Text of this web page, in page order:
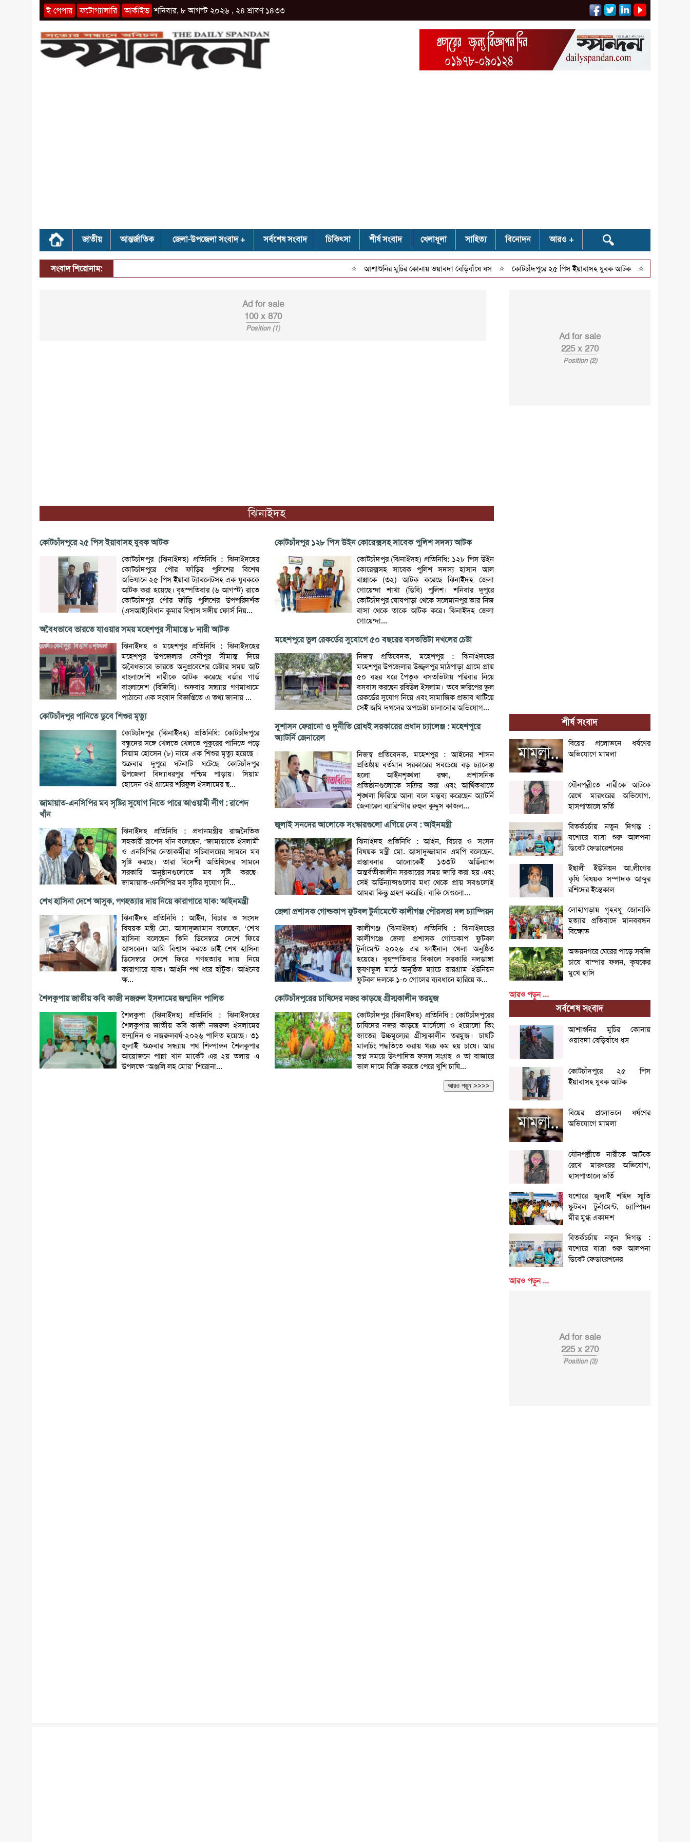
ই-পেপার ফটোগ্যালারি আর্কাইভ শনিবার, ৮ আগস্ট ২০২৬ , ২৪ শ্রাবণ ১৪৩৩
জাতীয় আন্তর্জাতিক জেলা-উপজেলা সংবাদ সর্বশেষ সংবাদ চিকিৎসা শীর্ষ সংবাদ খেলাধূলা সাহিত্য বিনোদন আরও 🔍
সংবাদ শিরোনাম: আশাশুনির মুচির কোনায় ওয়াবদা বেড়িবাঁধে ধস ⭐ কোটচাঁদপুরে ২৫ পিস ইয়াবাসহ যুবক আটক ⭐ বিয়ের প্রলোভনে
Ad for sale
100 x 870
Position (1)
ঝিনাইদহ
কোটচাঁদপুরে ২৫ পিস ইয়াবাসহ যুবক আটক
কোটচাঁদপুর (ঝিনাইদহ) প্রতিনিধি : ঝিনাইদহের
কোটচাঁদপুরে পৌর ফাঁড়ির পুলিশের বিশেষ
অভিযানে ২৫ পিস ইয়াবা ট্যাবলেটসহ এক যুবককে
আটক করা হয়েছে। বৃহস্পতিবার (৬ আগস্ট) রাতে
কোটচাঁদপুর পৌর ফাঁড়ি পুলিশের উপপরিদর্শক
(এসআই)বিধান কুমার বিশ্বাস সঙ্গীয় ফোর্স নিয়...
অবৈধভাবে ভারতে যাওয়ার সময় মহেশপুর সীমান্তে ৮ নারী আটক
ঝিনাইদহ ও মহেশপুর প্রতিনিধি : ঝিনাইদহের
মহেশপুর উপজেলার বেনীপুর সীমান্ত দিয়ে
অবৈধভাবে ভারতে অনুপ্রবেশের চেষ্টার সময় আট
বাংলাদেশি নারীকে আটক করেছে বর্ডার গার্ড
বাংলাদেশ (বিজিবি)। শুক্রবার সন্ধ্যায় গণমাধ্যমে
পাঠানো এক সংবাদ বিজ্ঞপ্তিতে এ তথ্য জানায় ...
কোটচাঁদপুর পানিতে ডুবে শিশুর মৃত্যু
কোটচাঁদপুর (ঝিনাইদহ) প্রতিনিধি: কোটচাঁদপুরে
বন্ধুদের সঙ্গে খেলতে খেলতে পুকুরের পানিতে পড়ে
সিয়াম হোসেন (৮) নামে এক শিশুর মৃত্যু হয়েছে ।
শুক্রবার দুপুরে ঘটনাটি ঘটেছে কোটচাঁদপুর
উপজেলা বিদ্যাধরপুর পশ্চিম পাড়ায়। সিয়াম
হোসেন ওই গ্রামের শরিফুল ইসলামের ছ...
জামায়াত-এনসিপির মব সৃষ্টির সুযোগ নিতে পারে আওয়ামী লীগ : রাশেদ
খাঁন
ঝিনাইদহ প্রতিনিধি : প্রধানমন্ত্রীর রাজনৈতিক
সহকারী রাশেদ খাঁন বলেছেন, ‘জামায়াতে ইসলামী
ও এনসিপির নেতাকর্মীরা সচিবালয়ের সামনে মব
সৃষ্টি করছে। তারা বিদেশী অতিথিদের সামনে
সরকারি অনুষ্ঠানগুলোতে মব সৃষ্টি করছে।
জামায়াত-এনসিপির মব সৃষ্টির সুযোগ নি...
শেখ হাসিনা দেশে আসুক, গণহত্যার দায় নিয়ে কারাগারে যাক: আইনমন্ত্রী
ঝিনাইদহ প্রতিনিধি : আইন, বিচার ও সংসদ
বিষয়ক মন্ত্রী মো. আসাদুজ্জামান বলেছেন, ‘শেখ
হাসিনা বলেছেন তিনি ডিসেম্বরে দেশে ফিরে
আসবেন। আমি বিশ্বাস করতে চাই শেখ হাসিনা
ডিসেম্বরে দেশে ফিরে গণহত্যার দায় নিয়ে
কারাগারে যাক। আইনি পথ ধরে হাঁটুক। আইনের
ক্ষ...
শৈলকুপায় জাতীয় কবি কাজী নজরুল ইসলামের জন্মদিন পালিত
শৈলকুপা (ঝিনাইদহ) প্রতিনিধি : ঝিনাইদহের
শৈলকুপায় জাতীয় কবি কাজী নজরুল ইসলামের
জন্মদিন ও নজরুলবর্ষ-২০২৬ পালিত হয়েছে। ৩১
জুলাই শুক্রবার সন্ধ্যায় পথ শিল্পাঙ্গন শৈলকুপার
আয়োজনে পান্না খান মার্কেট এর ২য় তলায় এ
উপলক্ষে ‘অঞ্জলি লহ মোর’ শিরোনা...
কোটচাঁদপুর ১২৮ পিস উইন কোরেক্সসহ সাবেক পুলিশ সদস্য আটক
কোটচাঁদপুর (ঝিনাইদহ) প্রতিনিধি: ১২৮ পিস উইন
কোরেক্সসহ সাবেক পুলিশ সদস্য হাসান আল
বান্নাকে (৩২) আটক করেছে ঝিনাইদহ জেলা
গোয়েন্দা শাখা (ডিবি) পুলিশ। শনিবার দুপুরে
কোটচাঁদপুর ঘোষপাড়া থেকে সলেমানপুর তার নিজ
বাসা থেকে তাকে আটক করে। ঝিনাইদহ জেলা
গোয়েন্দা...
মহেশপুরে ভুল রেকর্ডের সুযোগে ৫০ বছরের বসতভিটা দখলের চেষ্টা
নিজস্ব প্রতিবেদক, মহেশপুর : ঝিনাইদহের
মহেশপুর উপজেলার উজ্জ্বলপুর মাঠপাড়া গ্রামে প্রায়
৫০ বছর ধরে পৈতৃক বসতভিটায় পরিবার নিয়ে
বসবাস করছেন রবিউল ইসলাম। তবে জরিপের ভুল
রেকর্ডের সুযোগ নিয়ে এবং সামাজিক প্রভাব খাটিয়ে
সেই জমি দখলের অপচেষ্টা চালানোর অভিযোগ...
সুশাসন ফেরানো ও দুর্নীতি রোধই সরকারের প্রধান চ্যালেঞ্জ : মহেশপুরে
অ্যাটর্নি জেনারেল
নিজস্ব প্রতিবেদক, মহেশপুর : আইনের শাসন
প্রতিষ্ঠায় বর্তমান সরকারের সবচেয়ে বড় চ্যালেঞ্জ
হলো আইনশৃঙ্খলা রক্ষা, প্রশাসনিক
প্রতিষ্ঠানগুলোকে সক্রিয় করা এবং আর্থিকখাতে
শৃঙ্খলা ফিরিয়ে আনা বলে মন্তব্য করেছেন অ্যাটর্নি
জেনারেল ব্যারিস্টার রুহুল কুদ্দুস কাজল...
জুলাই সনদের আলোকে সংস্কারগুলো এগিয়ে নেব : আইনমন্ত্রী
ঝিনাইদহ প্রতিনিধি : আইন, বিচার ও সংসদ
বিষয়ক মন্ত্রী মো. আসাদুজ্জামান এমপি বলেছেন,
প্রস্তাবনার আলোকেই ১৩৩টি অর্ডিন্যান্স
অন্তর্বর্তীকালীন সরকারের সময় জারি করা হয় এবং
সেই অর্ডিন্যান্সগুলোর মধ্য থেকে প্রায় সবগুলোই
আমরা কিন্তু গ্রহণ করেছি। বাকি যেগুলো...
জেলা প্রশাসক গোল্ডকাপ ফুটবল টুর্নামেন্টে কালীগঞ্জ পৌরসভা দল চ্যাম্পিয়ন
কালীগঞ্জ (ঝিনাইদহ) প্রতিনিধি : ঝিনাইদহের
কালীগঞ্জে জেলা প্রশাসক গোল্ডকাপ ফুটবল
টুর্নামেন্ট ২০২৬ এর ফাইনাল খেলা অনুষ্ঠিত
হয়েছে। বৃহস্পতিবার বিকালে সরকারি নলডাঙ্গা
ভূষণস্কুল মাঠে অনুষ্ঠিত ম্যাচে রায়গ্রাম ইউনিয়ন
ফুটবল দলকে ১-০ গোলের ব্যবধানে হারিয়ে ক...
কোটচাঁদপুরের চাষিদের নজর কাড়ছে গ্রীস্মকালীন তরমুজ
কোটচাঁদপুর (ঝিনাইদহ) প্রতিনিধি : কোটচাঁদপুরের
চাষিদের নজর কাড়ছে মার্সেলো ও ইয়োলো কিং
জাতের উচ্চমূল্যের গ্রীস্মকালীন তরমুজ। চাষটি
মালচিং পদ্ধতিতে করায় খরচ কম হয় চাষে। আর
স্বপ্ল সময়ে উৎপাদিত ফসল সংগ্রহ ও তা বাজারে
ভাল দামে বিক্রি করতে পেরে খুশি চাষি...
আরও পড়ুন >>>>
Ad for sale
225 x 270
Position (2)
শীর্ষ সংবাদ
বিয়ের প্রলোভনে ধর্ষণের
অভিযোগে মামলা
যৌনপল্লীতে নারীকে আটকে
রেখে মারধরের অভিযোগ,
হাসপাতালে ভর্তি
বিতর্কচর্চায় নতুন দিগন্ত :
যশোরে যাত্রা শুরু আলপনা
ডিবেট ফেডারেশনের
ইছালী ইউনিয়ন আ.লীগের
কৃষি বিষয়ক সম্পাদক আব্দুর
রশিদের ইন্তেকাল
লোহাগড়ায় গৃহবধূ জোনাকি
হত্যার প্রতিবাদে মানববন্ধন
বিক্ষোভ
অভয়নগরে ঘেরের পাড়ে সবজি
চাষে বাম্পার ফলন, কৃষকের
মুখে হাসি
আরও পড়ুন ...
সর্বশেষ সংবাদ
আশাশুনির মুচির কোনায়
ওয়াবদা বেড়িবাঁধে ধস
কোটচাঁদপুরে ২৫ পিস
ইয়াবাসহ যুবক আটক
বিয়ের প্রলোভনে ধর্ষণের
অভিযোগে মামলা
যৌনপল্লীতে নারীকে আটকে
রেখে মারধরের অভিযোগ,
হাসপাতালে ভর্তি
যশোরে জুলাই শহিদ স্মৃতি
ফুটবল টুর্নামেন্ট, চ্যাম্পিয়ন
মীর মুগ্ধ একাদশ
বিতর্কচর্চায় নতুন দিগন্ত :
যশোরে যাত্রা শুরু আলপনা
ডিবেট ফেডারেশনের
আরও পড়ুন ...
Ad for sale
225 x 270
Position (3)